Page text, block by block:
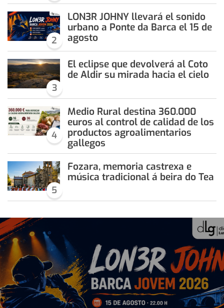
2
LON3R JOHNY llevará el sonido
urbano a Ponte da Barca el 15 de
agosto
3
El eclipse que devolverá al Coto
de Aldir su mirada hacia el cielo
4
Medio Rural destina 360.000
euros al control de calidad de los
productos agroalimentarios
gallegos
5
Fozara, memoria castrexa e
música tradicional á beira do Tea